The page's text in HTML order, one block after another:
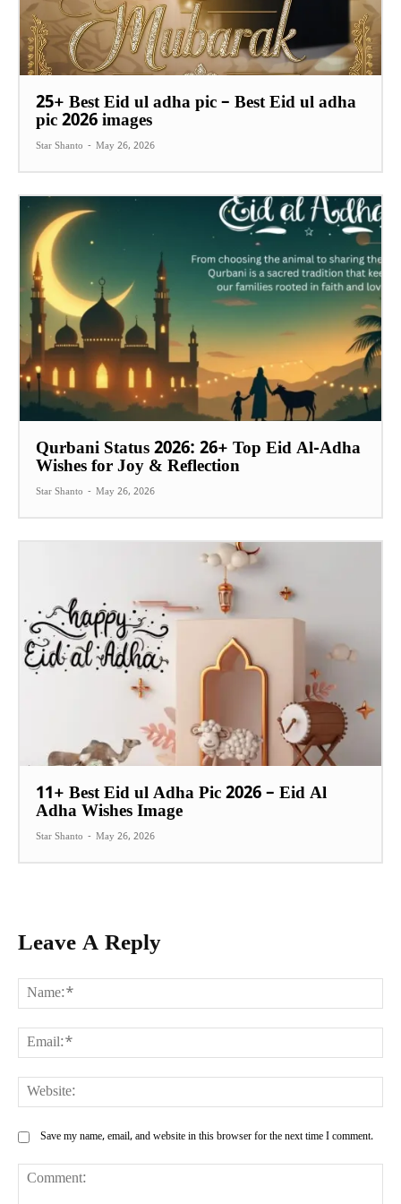
25+ Best Eid ul adha pic – Best Eid ul adha
pic 2026 images
Star Shanto - May 26, 2026
Qurbani Status 2026: 26+ Top Eid Al-Adha
Wishes for Joy & Reflection
Star Shanto - May 26, 2026
11+ Best Eid ul Adha Pic 2026 – Eid Al
Adha Wishes Image
Star Shanto - May 26, 2026
Leave A Reply
Save my name, email, and website in this browser for the next time I comment.